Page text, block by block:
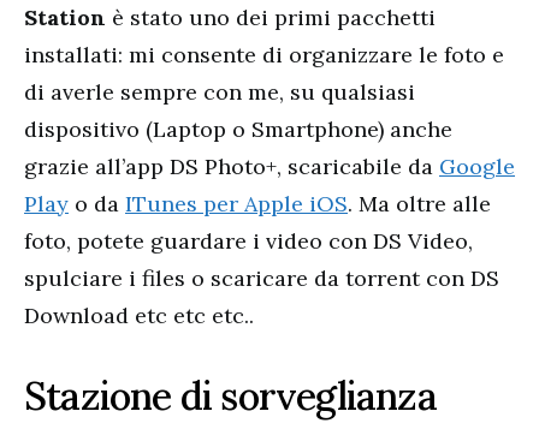
Station è stato uno dei primi pacchetti
installati: mi consente di organizzare le foto e
di averle sempre con me, su qualsiasi
dispositivo (Laptop o Smartphone) anche
grazie all’app DS Photo+, scaricabile da Google
Play o da ITunes per Apple iOS. Ma oltre alle
foto, potete guardare i video con DS Video,
spulciare i files o scaricare da torrent con DS
Download etc etc etc..
Stazione di sorveglianza